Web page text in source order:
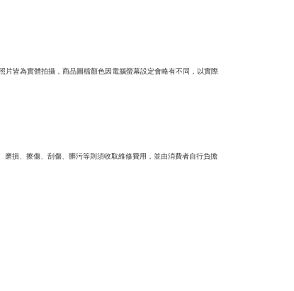
皆為實體拍攝，商品圖檔顏色因電腦螢幕設定會略有不同，以實際
損、擦傷、刮傷、髒污等則須收取維修費用，並由消費者自行負擔